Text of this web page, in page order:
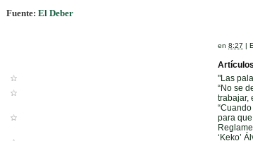
Fuente:El Deber
en8:27 |
"Las
“No se
trabajar,
para
‘Keko’